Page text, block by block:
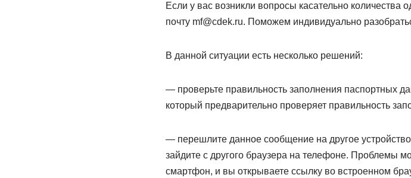
Если у вас возникли вопросы касательно
почту mf@cdek.ru. Поможем индивидуально
В данной ситуации есть несколько решений:
— проверьте правильность заполнения паспортных
который предварительно проверяет правильность
— перешлите данное сообщение на другое устройство
зайдите с другого браузера на телефоне. Проблемы
смартфон, и вы открываете ссылку во встроенном